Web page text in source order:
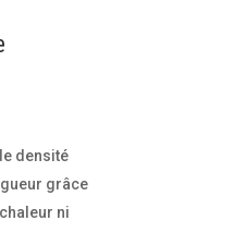
densité
grâce
ni